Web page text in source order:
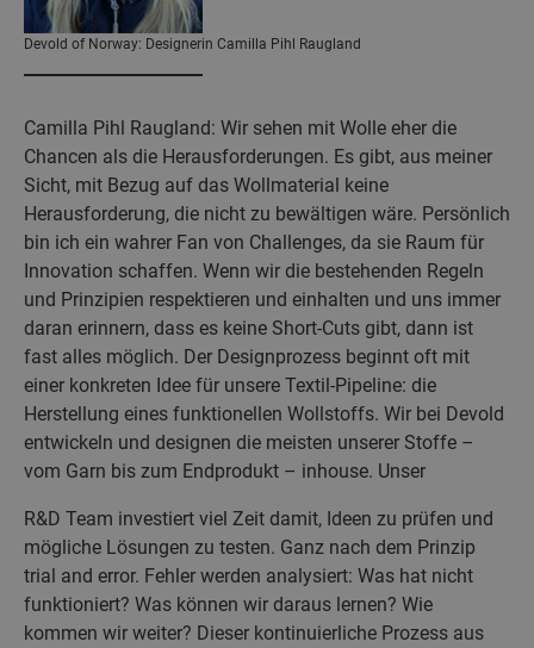
Devold of Norway: Designerin Camilla Pihl Raugland
Camilla Pihl Raugland: Wir sehen mit Wolle eher die
Chancen als die Herausforderungen. Es gibt, aus meiner
Sicht, mit Bezug auf das Wollmaterial keine
Herausforderung, die nicht zu bewältigen wäre. Persönlich
bin ich ein wahrer Fan von Challenges, da sie Raum für
Innovation schaffen. Wenn wir die bestehenden Regeln
und Prinzipien respektieren und einhalten und uns immer
daran erinnern, dass es keine Short-Cuts gibt, dann ist
fast alles möglich. Der Designprozess beginnt oft mit
einer konkreten Idee für unsere Textil-Pipeline: die
Herstellung eines funktionellen Wollstoffs. Wir bei Devold
entwickeln und designen die meisten unserer Stoffe –
vom Garn bis zum Endprodukt – inhouse. Unser
R&D Team investiert viel Zeit damit, Ideen zu prüfen und
mögliche Lösungen zu testen. Ganz nach dem Prinzip
trial and error. Fehler werden analysiert: Was hat nicht
funktioniert? Was können wir daraus lernen? Wie
kommen wir weiter? Dieser kontinuierliche Prozess aus